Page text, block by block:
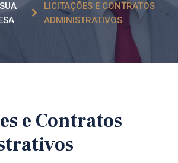
LICITAÇÕES E CONTRATOS
ADMINISTRATIVOS
e Contratos